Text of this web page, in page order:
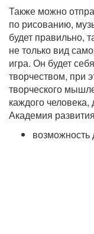
Также можно
по рисованию,
будет правильно,
не только вид
игра. Он будет
творчеством, при
творческого
каждого
Академия
возможность